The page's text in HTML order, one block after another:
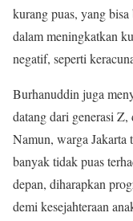
kurang puas, yang
dalam meningkatkan
negatif, seperti
Burhanuddin juga
datang dari generasi Z,
Namun, warga Jakarta
banyak tidak puas
depan, diharapkan
demi kesejahteraan